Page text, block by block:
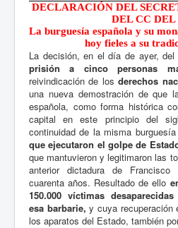
DECLARACIÓN DEL
DEL CC DEL
La burguesía española y su
hoy fieles a su
La decisión, en el día de ayer, del
prisión a cinco personas
reivindicación de losderechos
una nueva demostración de que
española, como forma histórica
capital en este principio del
continuidad de la misma
que ejecutaron el golpe de
que mantuvieron y legitimaron las
anterior dictadura de
cuarenta años. Resultado de ello
150.000 víctimas
esa barbarie, y cuya recuperación
los aparatos del Estado, también